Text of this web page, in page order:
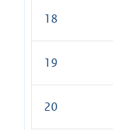
18
19
20